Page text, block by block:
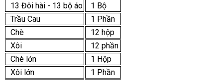
13 Đôi hài - 13 bộ áo
1 Bộ
Trầu Cau
1 Phần
Chè
12 hộp
Xôi
12 phần
Chè lớn
1 Hộp
Xôi lớn
1 Phần